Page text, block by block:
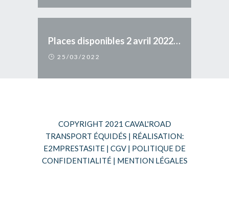
Places disponibles 2 avril 2022 Axe 83 > 17
25/03/2022
COPYRIGHT 2021 CAVAL'ROAD
TRANSPORT ÉQUIDÉS | RÉALISATION:
E2MPRESTASITE | CGV | POLITIQUE DE
CONFIDENTIALITÉ | MENTION LÉGALES